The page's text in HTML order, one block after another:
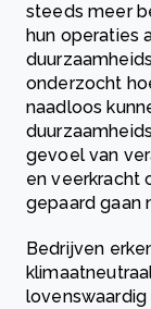
steeds meer
hun operaties
onderzocht
naadloos
gevoel van
en veerkracht
gepaard gaan
Bedrijven